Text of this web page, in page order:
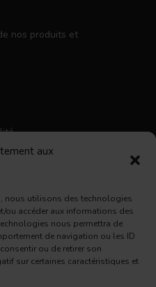
aux
nous utilisons des technologies
ou accéder aux informations des
nous permettra de
de navigation ou les ID
ou de retirer son
sur certaines caractéristiques et
nos produits et
LinkedIn